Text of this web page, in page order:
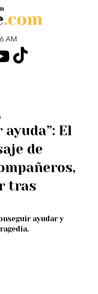
AM
ayuda”: El
de
tras
ayudar y